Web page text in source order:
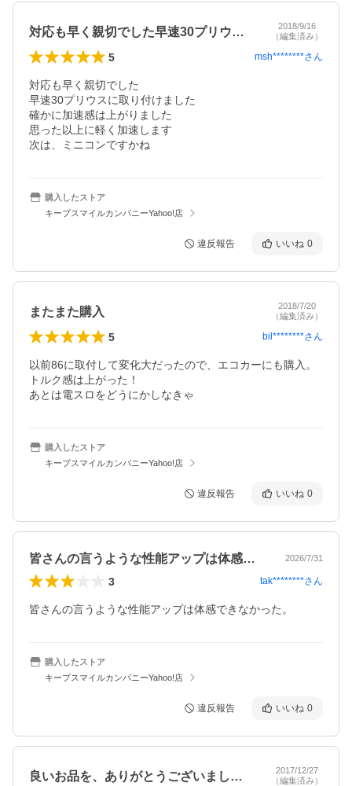
対応も早く親切でした早速30プリウスに…
2018/9/16
（編集済み）
5 msh********さん
対応も早く親切でした
早速30プリウスに取り付けました
確かに加速感は上がりました
思った以上に軽く加速します
次は、ミニコンですかね
購入したストア
キープスマイルカンパニーYahoo!店
違反報告 いいね 0
またまた購入
2018/7/20
（編集済み）
5 bil********さん
以前86に取付して変化大だったので、エコカーにも購入。
トルク感は上がった！
あとは電スロをどうにかしなきゃ
購入したストア
キープスマイルカンパニーYahoo!店
違反報告 いいね 0
皆さんの言うような性能アップは体感でき… 2026/7/31
3 tak********さん
皆さんの言うような性能アップは体感できなかった。
購入したストア
キープスマイルカンパニーYahoo!店
違反報告 いいね 0
良いお品を、ありがとうございました！
2017/12/27
（編集済み）